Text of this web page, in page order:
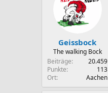
Geissbock
The walking Bock
Beiträge
20.459
Punkte
113
Ort
Aachen